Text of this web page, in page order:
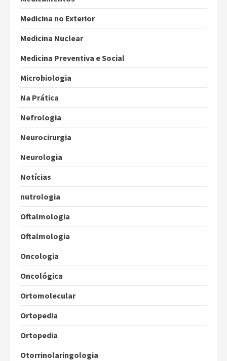
Medicina no Exterior
Medicina Nuclear
Medicina Preventiva e Social
Microbiologia
Na Prática
Nefrologia
Neurocirurgia
Neurologia
Notícias
nutrologia
Oftalmologia
Oftalmologia
Oncologia
Oncológica
Ortomolecular
Ortopedia
Ortopedia
Otorrinolaringologia